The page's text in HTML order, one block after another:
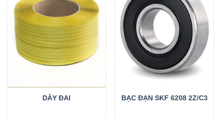
DÂY ĐAI BẠC ĐẠN SKF 6208 2Z/C3